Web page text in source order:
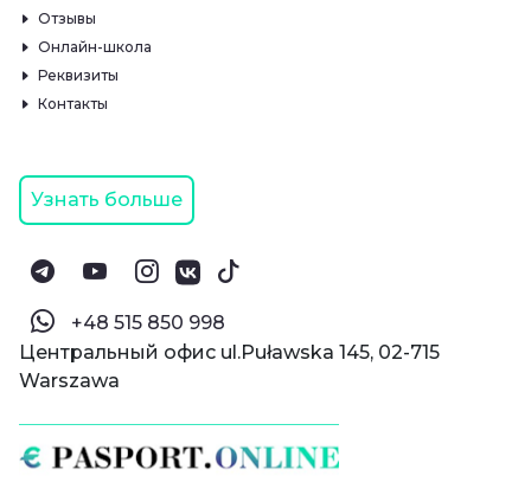
Отзывы
Онлайн-школа
Реквизиты
Контакты
Узнать больше
‪+48 515 850 998‬
Центральный офис ul.Puławska 145, 02-715
Warszawa